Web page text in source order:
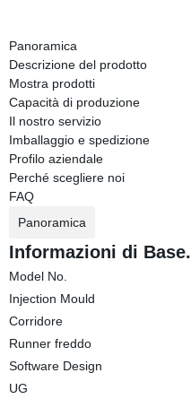
Panoramica
Descrizione del prodotto
Mostra prodotti
Capacità di produzione
Il nostro servizio
Imballaggio e spedizione
Profilo aziendale
Perché scegliere noi
FAQ
Panoramica
Informazioni di Base.
Model No.
Injection Mould
Corridore
Runner freddo
Software Design
UG